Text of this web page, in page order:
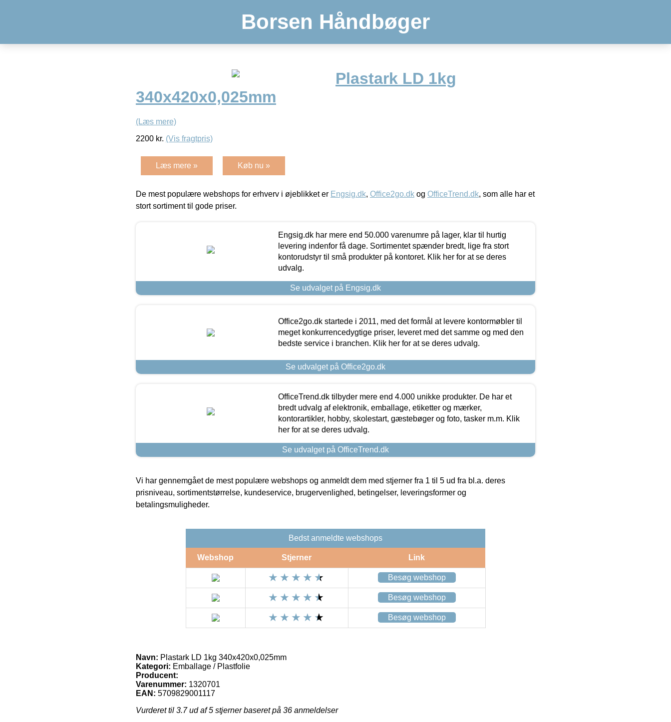
Borsen Håndbøger
Plastark LD 1kg
340x420x0,025mm
(Læs mere)
2200 kr. (Vis fragtpris)
Læs mere » Køb nu »
De mest populære webshops for erhverv i øjeblikket er Engsig.dk, Office2go.dk og OfficeTrend.dk, som alle har et
stort sortiment til gode priser.
Engsig.dk har mere end 50.000 varenumre på lager, klar til hurtig
levering indenfor få dage. Sortimentet spænder bredt, lige fra stort
kontorudstyr til små produkter på kontoret. Klik her for at se deres
udvalg.
Se udvalget på Engsig.dk
Office2go.dk startede i 2011, med det formål at levere kontormøbler til
meget konkurrencedygtige priser, leveret med det samme og med den
bedste service i branchen. Klik her for at se deres udvalg.
Se udvalget på Office2go.dk
OfficeTrend.dk tilbyder mere end 4.000 unikke produkter. De har et
bredt udvalg af elektronik, emballage, etiketter og mærker,
kontorartikler, hobby, skolestart, gæstebøger og foto, tasker m.m. Klik
her for at se deres udvalg.
Se udvalget på OfficeTrend.dk
Vi har gennemgået de mest populære webshops og anmeldt dem med stjerner fra 1 til 5 ud fra bl.a. deres
prisniveau, sortimentstørrelse, kundeservice, brugervenlighed, betingelser, leveringsformer og
betalingsmuligheder.
Bedst anmeldte webshops
Webshop Stjerner Link
Besøg webshop
Besøg webshop
Besøg webshop
Navn: Plastark LD 1kg 340x420x0,025mm
Kategori: Emballage / Plastfolie
Producent:
Varenummer: 1320701
EAN: 5709829001117
Vurderet til 3.7ud af 5 stjerner baseret på 36 anmeldelser